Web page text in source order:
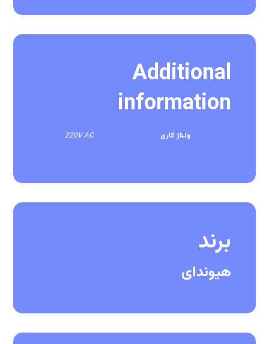
Additional
information
ولتاژ کاری 220V AC
برند
هیوندای